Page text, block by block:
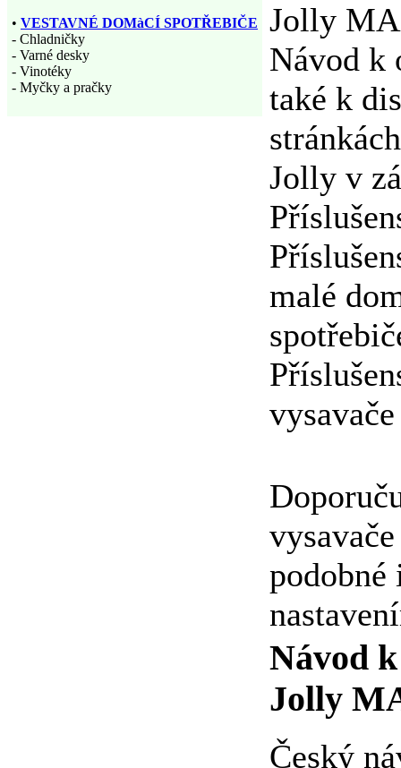
Jolly
Návod k
také k
Jolly v
malé
podobné
Návod
Jolly
Český
• VESTAVNÉ DOMàCÍ SPOTŘEBIČE
- Chladničky
- Varné desky
- Vinotéky
- Myčky a pračky